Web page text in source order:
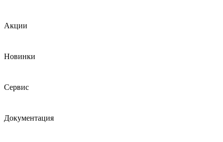
Акции
Новинки
Сервис
Документация